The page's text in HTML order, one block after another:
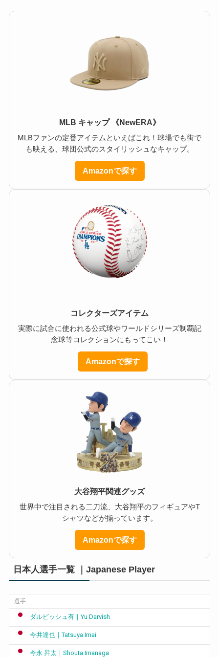
MLB キャップ 《NewERA》
MLBファンの定番アイテムといえばこれ！球場でも街で
も映える、球団公式のスタイリッシュなキャップ。
Amazonで探す
コレクターズアイテム
実際に試合に使われる公式球やワールドシリーズ制覇記
念球等コレクションにもってこい！
Amazonで探す
大谷翔平関連グッズ
世界中で注目される二刀流、大谷翔平のフィギュアやT
シャツなどが揃っています。
Amazonで探す
日本人選手一覧 ｜Japanese Player
選手
ダルビッシュ有｜Yu Darvish
今井達也｜Tatsuya Imai
今永 昇太｜Shouta Imanaga